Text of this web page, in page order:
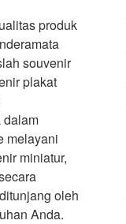
produk
souvenir
plakat
dalam
melayani
miniatur,
oleh
Anda.